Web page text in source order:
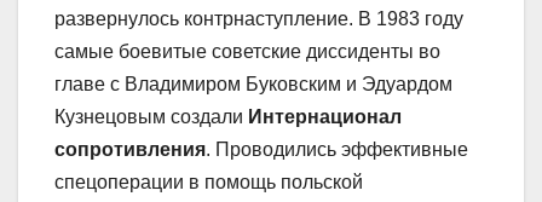
развернулось контрнаступление. В 1983 году
самые боевитые советские диссиденты во
главе с Владимиром Буковским и Эдуардом
Кузнецовым создали Интернационал
сопротивления. Проводились эффективные
спецоперации в помощь польской